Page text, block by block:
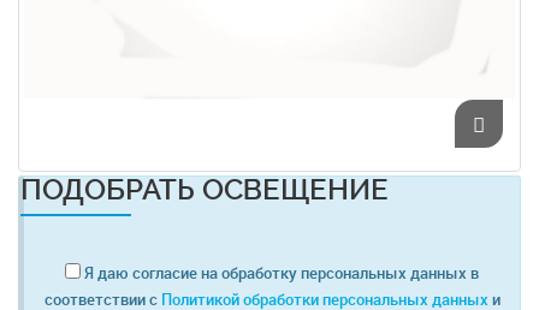
ПОДОБРАТЬ ОСВЕЩЕНИЕ
Я даю согласие на обработку персональных данных в
соответствии с Политикой обработки персональных данных и